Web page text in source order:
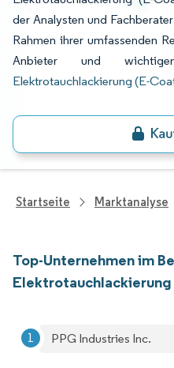
der Analysten und
Rahmen ihrer umfassenden
Anbieter und
Elektrotauchlackierung (E-
Startseite Marktanalyse
Top-Unternehmen im
PPG Industries Inc.